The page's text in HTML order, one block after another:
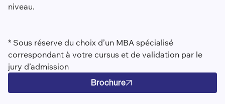
niveau.
* Sous réserve du choix d’un MBA spécialisé
correspondant à votre cursus et de validation par le
jury d’admission
Brochure